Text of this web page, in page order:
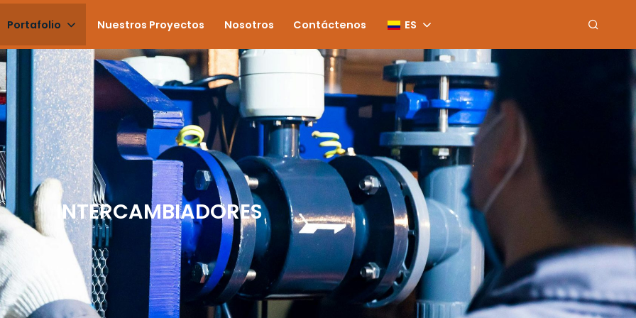
Portafolio Nuestros Proyectos Nosotros Contáctenos ES
INTERCAMBIADORES